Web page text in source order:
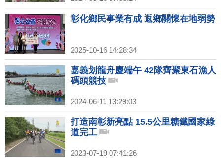
彰化鄉民事業有成 返鄉關懷在地弱勢
2025-10-16 14:28:34
嘉義划龍舟慶端午 42隊齊聚東石漁人
碼頭競技
2024-06-11 13:29:03
打造南彰新亮點 15.5公里糖鐵國家綠
道完工
2023-07-19 07:41:26